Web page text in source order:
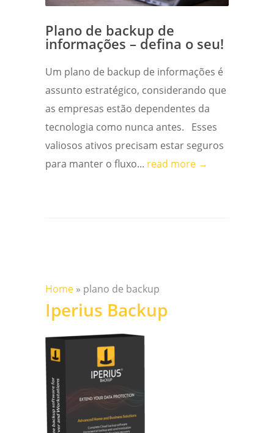
Plano de backup de
informações – defina o seu!
Um plano de backup de informações é
assunto estratégico, considerando que
as empresas estão dependentes da
tecnologia como nunca antes. Esses
valiosos ativos precisam estar seguros
para manter o fluxo... read more →
Home » plano de backup
Iperius Backup